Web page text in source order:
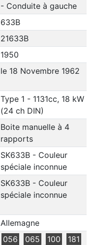
- Conduite à gauche
633B
21633B
1950
le 18 Novembre 1962
Type 1 - 1131cc, 18 kW
(24 ch DIN)
Boite manuelle à 4
rapports
SK633B - Couleur
spéciale inconnue
SK633B - Couleur
spéciale inconnue
Allemagne
056 065 100
181